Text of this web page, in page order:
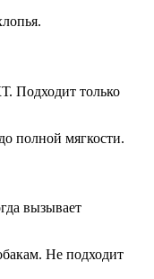
Подходит только
полной мягкости.
вызывает
Не подходит